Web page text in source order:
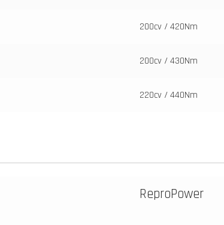
200cv / 420Nm
200cv / 430Nm
220cv / 440Nm
ReproPower